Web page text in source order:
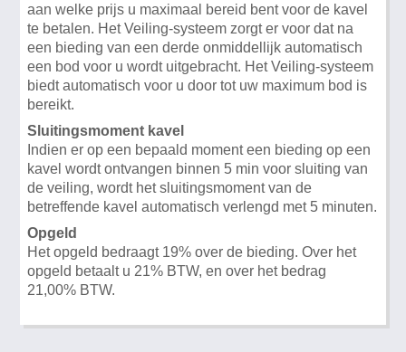
aan welke prijs u maximaal bereid bent voor de kavel
te betalen. Het Veiling-systeem zorgt er voor dat na
een bieding van een derde onmiddellijk automatisch
een bod voor u wordt uitgebracht. Het Veiling-systeem
biedt automatisch voor u door tot uw maximum bod is
bereikt.
Sluitingsmoment kavel
Indien er op een bepaald moment een bieding op een
kavel wordt ontvangen binnen 5 min voor sluiting van
de veiling, wordt het sluitingsmoment van de
betreffende kavel automatisch verlengd met 5 minuten.
Opgeld
Het opgeld bedraagt 19% over de bieding. Over het
opgeld betaalt u 21% BTW, en over het bedrag
21,00% BTW.